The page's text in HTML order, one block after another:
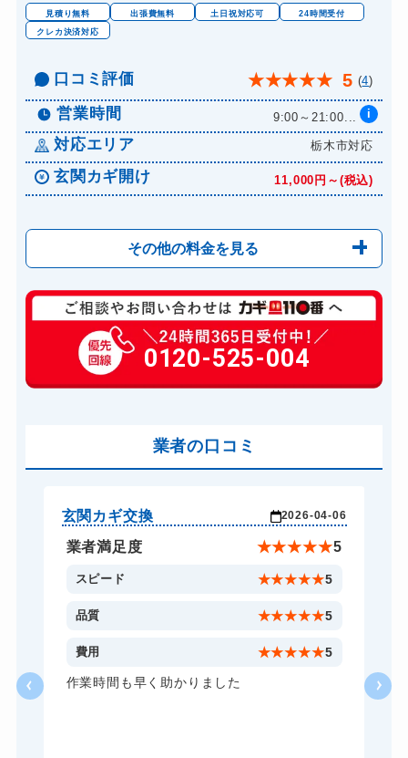
見積り無料 出張費無料 土日祝対応可
24時間受付
クレカ決済対応
口コミ評価 ★★★★★ 5 (4)
営業時間 9:00～21:00... i
対応エリア 栃木市対応
玄関カギ開け 11,000円～(税込)
その他の料金を見る
玄関カギ修理 6,600円～(税込)
玄関カギ交換 別途お見積り
車カギ開け 13,200円～(税込)
バイクカギ作成
スーツケースカギ作成 別途お見積り
金庫カギ開け 14,300円～(税込)
金庫カギ修理 別途お見積り
金庫カギ交換 別途お見積り
10,780円～(税込)
0120-525-004
業者の口コミ
玄関カギ交換 2026-04-06
業者満足度 ★★★★★5
スピード ★★★★★5
品質 ★★★★★5
費用 ★★★★★5
作業時間も早く助かりました